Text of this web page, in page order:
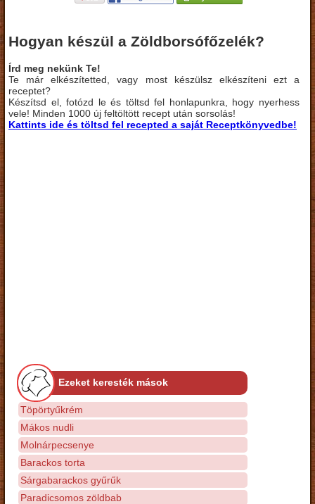
Hogyan készül a Zöldborsófőzelék?
Írd meg nekünk Te!
Te már elkészítetted, vagy most készülsz elkészíteni ezt a
receptet?
Készítsd el, fotózd le és töltsd fel honlapunkra, hogy nyerhess
vele! Minden 1000 új feltöltött recept után sorsolás!
Kattints ide és töltsd fel recepted a saját Receptkönyvedbe!
Ezeket keresték mások
Töpörtyűkrém
Mákos nudli
Molnárpecsenye
Barackos torta
Sárgabarackos gyűrűk
Paradicsomos zöldbab